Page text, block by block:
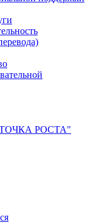
"ТОЧКА РОСТА"